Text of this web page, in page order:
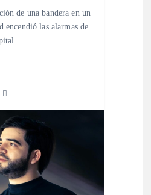
de una bandera en un
encendió las alarmas de